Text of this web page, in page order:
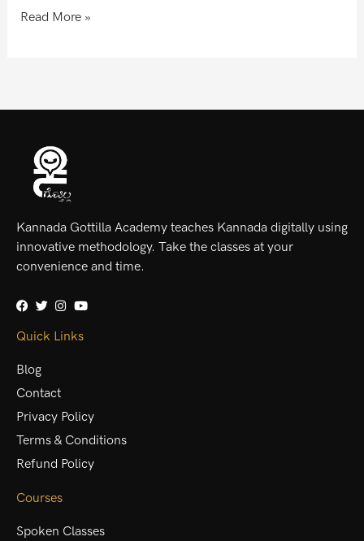
Read More »
Kannada Gottilla Academy teaches Kannada digitally using
innovative methodology. Take the classes at your
convenience and time.
Quick Links
Blog
Contact
Privacy Policy
Terms & Conditions
Refund Policy
Courses
Spoken Classes